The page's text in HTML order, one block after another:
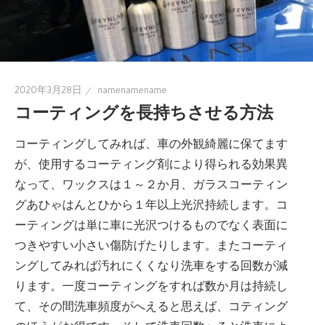
2020年3月28日 namenamename
コーティングを長持ちさせる方法
コーティングしてみれば、車の外観綺麗に保てます
が、使用するコーティング剤により得られる効果異
なって、ワックスは１～２か月、ガラスコーティン
グあひゃはんとひから１年以上光沢持続します。コ
ーティングは単に車に光沢つけるものでなく表面に
つきやすい小さい傷防げたりします。またコーティ
ングしてみれば汚れにくくなり洗車をする回数が減
ります。一度コーティングをすれば数か月は持続し
て、その間洗車頻度がへえると思えば、コティング